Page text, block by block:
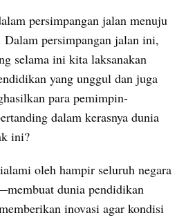
persimpangan jalan menuju
Dalam persimpangan jalan ini,
selama ini kita laksanakan
yang unggul dan juga
para pemimpin-
dalam kerasnya dunia
ini?
oleh hampir seluruh negara
dunia pendidikan
inovasi agar kondisi